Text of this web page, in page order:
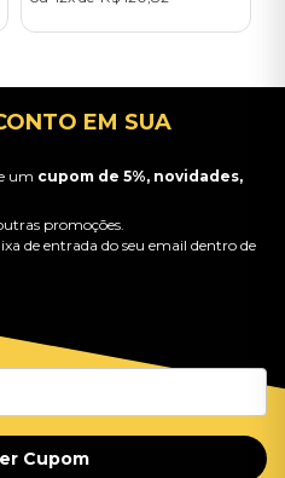
EM SUA
um cupom de 5%, novidades,
promoções.
de entrada do seu email dentro de
Cupom